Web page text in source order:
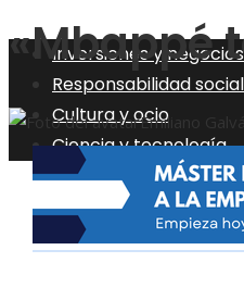
Inversiones y negocios
Responsabilidad social
Cultura y ocio
Ciencia y tecnología
«Mbappé
Emiliano Galván